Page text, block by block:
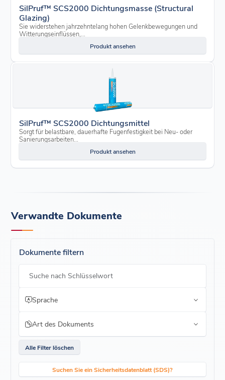
SilPruf™ SCS2000 Dichtungsmasse (Structural
Glazing)
Sie widerstehen jahrzehntelang hohen Gelenkbewegungen und
Witterungseinflüssen,...
Produkt ansehen
SilPruf™ SCS2000 Dichtungsmittel
Sorgt für belastbare, dauerhafte Fugenfestigkeit bei Neu- oder
Sanierungsarbeiten...
Produkt ansehen
Verwandte Dokumente
Dokumente filtern
Suche nach Schlüsselwort
Sprache
Art des Dokuments
Alle Filter löschen
Suchen Sie ein Sicherheitsdatenblatt (SDS)?